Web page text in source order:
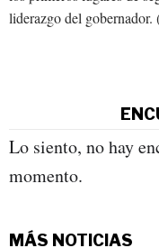
liderazgo del
Lo siento, no hay
momento.
MÁS NOTICIAS